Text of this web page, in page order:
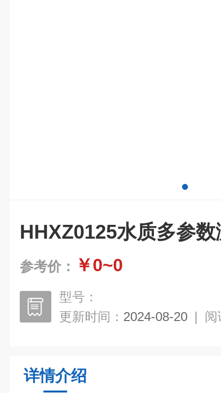
HHXZ0125水质多参
参考价： ￥0~0
型号：
更新时间： 2024-08-20 | 阅
详情介绍